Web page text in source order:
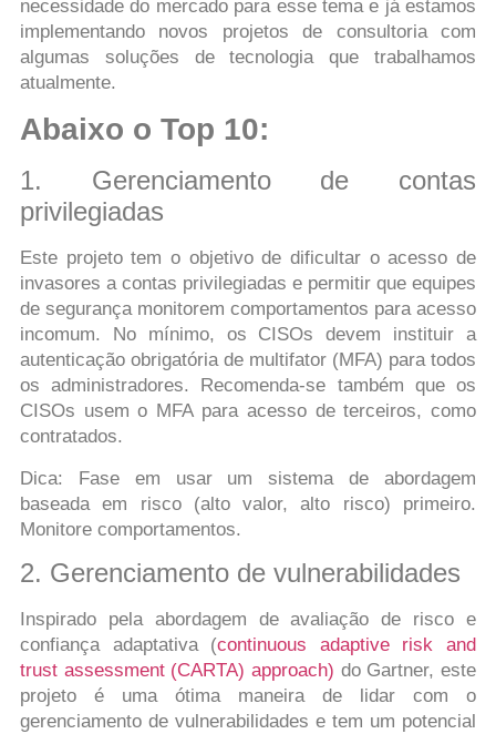
necessidade do mercado para esse tema e já estamos
implementando novos projetos de consultoria com
algumas soluções de tecnologia que trabalhamos
atualmente.
Abaixo o Top 10:
1. Gerenciamento de contas
privilegiadas
Este projeto tem o objetivo de dificultar o acesso de
invasores a contas privilegiadas e permitir que equipes
de segurança monitorem comportamentos para acesso
incomum. No mínimo, os CISOs devem instituir a
autenticação obrigatória de multifator (MFA) para todos
os administradores. Recomenda-se também que os
CISOs usem o MFA para acesso de terceiros, como
contratados.
Dica: Fase em usar um sistema de abordagem
baseada em risco (alto valor, alto risco) primeiro.
Monitore comportamentos.
2. Gerenciamento de vulnerabilidades
Inspirado pela abordagem de avaliação de risco e
confiança adaptativa (continuous adaptive risk and
trust assessment (CARTA) approach) do Gartner, este
projeto é uma ótima maneira de lidar com o
gerenciamento de vulnerabilidades e tem um potencial